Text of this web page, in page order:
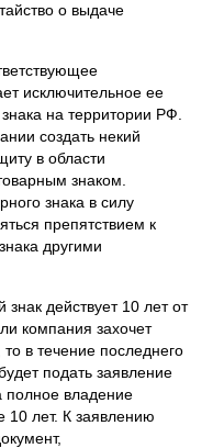
о выдаче
исключительное ее
на территории РФ.
создать некий
в области
знаком.
знака в силу
препятствием к
другими
действует 10 лет от
компания захочет
в течение последнего
подать заявление
полное владение
10 лет. К заявлению